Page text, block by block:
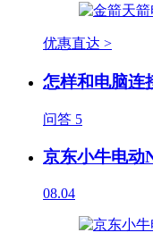
优惠直达 >
怎样和电脑连
问答 5
京东小牛电动
08.04